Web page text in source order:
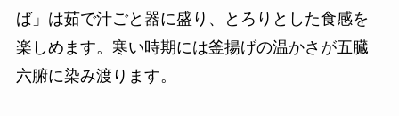
ば」は茹で汁ごと器に盛り、とろりとした食感を
楽しめます。寒い時期には釜揚げの温かさが五臓
六腑に染み渡ります。